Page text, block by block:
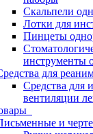
Скальпели
Лотки для
Пинцеты
инструменты
для
Средства для
вентиляции
и